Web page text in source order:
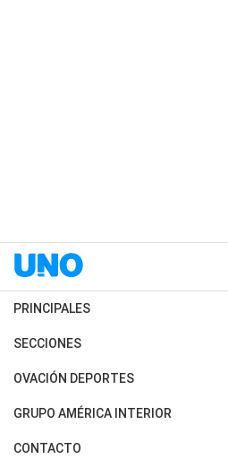
PRINCIPALES
Últimas Noticias
Política
SECCIONES
Horóscopo
Motores
OVACIÓN DEPORTES
Fútbol
Mundial
GRUPO AMÉRICA INTERIOR
Canal 7 en Vivo
CONTACTO